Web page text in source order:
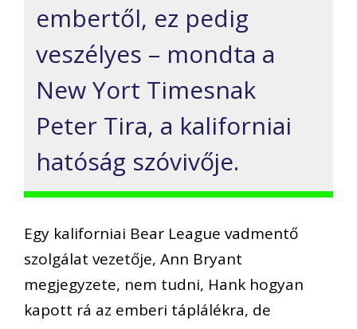
embertől, ez pedig
veszélyes – mondta a
New Yort Timesnak
Peter Tira, a kaliforniai
hatóság szóvivője.
Egy kaliforniai Bear League vadmentő
szolgálat vezetője, Ann Bryant
megjegyzete, nem tudni, Hank hogyan
kapott rá az emberi táplálékra, de